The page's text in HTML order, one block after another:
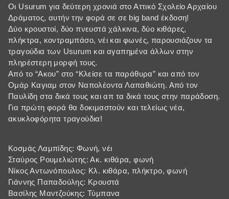
Οι Usurum για δεύτερη χρονιά στο Αττικό Σχολείο Αρχαίου
Δράματος, αυτήν την φορά σε σε big band έκδοση!
Δύο κρουστοί, δύο πνευστά χάλκινα, δύο κιθάρες,
πλήκτρα, κοντραμπάσο, νέι και φωνές, παρουσιάζουν τα
τραγούδια των Usurum και αγαπημένα άλλων στην
πληρέστερη μορφή τους.
Από το “Ακου” στο “Κλείσε τα παράθυρα” και από τον
Ομάρ Καγιαμ στον Ναπολέοντα Λαπαθιώτη. Από τον
Παυλίδη στα δικά τους και απ τα δικά τους στην παράδοση.
Για πρώτη φορά θα δοκιμαστούν και τελείως νέα,
ακυκλοφόρητα τραγούδια!
Κοσμάς Λαμπίδης: Φωνή, νέι
Σταύρος Ρουμελιώτης: Ακ. κιθάρα, φωνή
Νίκος Αντωνόπουλος: Κλ. κιθάρα, πλήκτρο, φωνή
Γιάννης Παπαδούλης: Κρουστά
Βασίλης Μαντζούκης: Τύμπανα